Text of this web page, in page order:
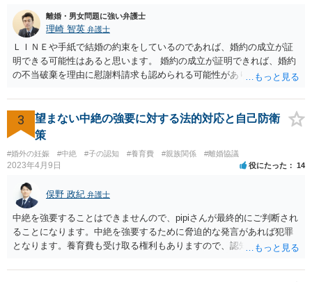
離婚・男女問題に強い弁護士
理崎 智英 弁護士
ＬＩＮＥや手紙で結婚の約束をしているのであれば、婚約の成立が証
明できる可能性はあると思います。 婚約の成立が証明できれば、婚約
の不当破棄を理由に慰謝料請求も認められる可能性があります。
3
望まない中絶の強要に対する法的対応と自己防衛
策
#婚外の妊娠 #中絶 #子の認知 #養育費 #親族関係 #離婚協議
2023年4月9日 役にたった 14
俣野 政紀 弁護士
中絶を強要することはできませんので、pipiさんが最終的にご判断され
ることになります。中絶を強要するために脅迫的な発言があれば犯罪
となります。養育費も受け取る権利もありますので、認知等につきお
勧めします。